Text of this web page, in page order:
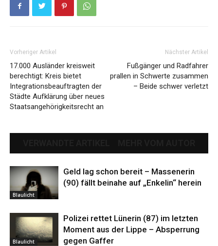
Vorheriger Artikel
17.000 Ausländer kreisweit
berechtigt: Kreis bietet
Integrationsbeauftragten der
Städte Aufklärung über neues
Staatsangehörigkeitsrecht an
Nächster Artikel
Fußgänger und Radfahrer
prallen in Schwerte zusammen
– Beide schwer verletzt
Blaulicht
Geld lag schon bereit – Massenerin
(90) fällt beinahe auf „Enkelin“ herein
Blaulicht
Polizei rettet Lünerin (87) im letzten
Moment aus der Lippe – Absperrung
gegen Gaffer